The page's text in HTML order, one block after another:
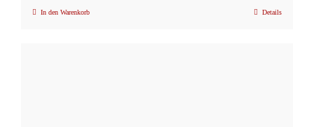
In den Warenkorb Details